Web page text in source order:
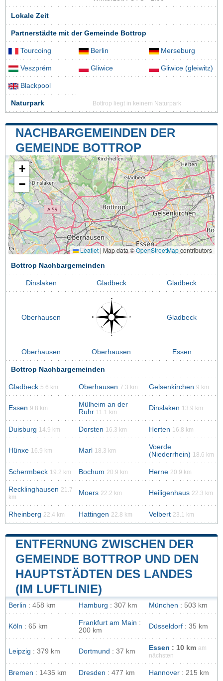
Lokale Zeit
Partnerstädte mit der Gemeinde Bottrop
Tourcoing Berlin Merseburg
Veszprém Gliwice Gliwice (gleiwitz)
Blackpool
Naturpark Bottrop liegt in keinem Naturpark
NACHBARGEMEINDEN DER
GEMEINDE BOTTROP
+
−
Leaflet | Map data ©OpenStreetMapcontributors
Bottrop Nachbargemeinden
Dinslaken Gladbeck Gladbeck
Oberhausen Gladbeck
Oberhausen Oberhausen Essen
Bottrop Nachbargemeinden
Gladbeck 5.6 km Oberhausen 7.3 km Gelsenkirchen 9 km
Essen 9.8 km
Mülheim an der
Ruhr 11.1 km
Dinslaken 13.9 km
Duisburg 14.9 km Dorsten 16.3 km Herten 16.8 km
Hünxe 16.9 km Marl 18.3 km
Voerde
(Niederrhein) 18.6 km
Schermbeck 19.2 km Bochum 20.9 km Herne 20.9 km
Recklinghausen 21.7
km
Moers 22.2 km Heiligenhaus 22.3 km
Rheinberg 22.4 km Hattingen 22.8 km Velbert 23.1 km
ENTFERNUNG ZWISCHEN DER
GEMEINDE BOTTROP UND DEN
HAUPTSTÄDTEN DES LANDES
(IM LUFTLINIE)
Berlin : 458 km Hamburg : 307 km München : 503 km
Köln : 65 km Frankfurt am Main :
200 km
Düsseldorf : 35 km
Leipzig : 379 km Dortmund : 37 km Essen : 10 km am
nächsten
Bremen : 1435 km Dresden : 477 km Hannover : 215 km